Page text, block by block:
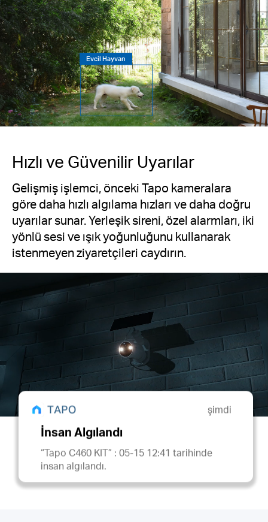
Hızlı ve Güvenilir Uyarılar
Gelişmiş işlemci, önceki Tapo kameralara
göre daha hızlı algılama hızları ve daha doğru
uyarılar sunar. Yerleşik sireni, özel alarmları, iki
yönlü sesi ve ışık yoğunluğunu kullanarak
istenmeyen ziyaretçileri caydırın.
şimdi
İnsan Algılandı
“Tapo C460 KIT” : 05-15 12:41 tarihinde
insan algılandı.